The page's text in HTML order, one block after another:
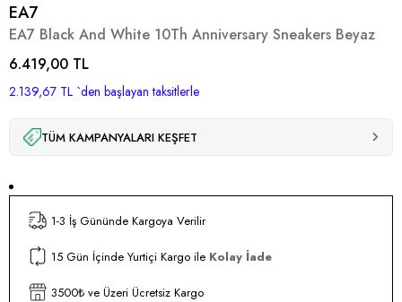
EA7
EA7 Black And White 10Th Anniversary Sneakers Beyaz
6.419,00 TL
2.139,67 TL `den başlayan taksitlerle
TÜM KAMPANYALARI KEŞFET
1-3 İş Gününde Kargoya Verilir
15 Gün İçinde Yurtiçi Kargo ile Kolay İade
3500₺ ve Üzeri Ücretsiz Kargo